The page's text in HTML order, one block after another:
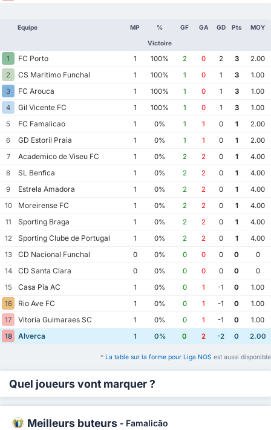
Equipe MP %
Victoire
GF GA GD Pts MOY
1 FC Porto 1 100% 2 0 2 3
2.00
2
CS Maritimo Funchal 1 100% 1 0 1 3
1.00
3
FC Arouca 1 100% 1 0 1 3
1.00
4
Gil Vicente FC 1 100% 1 0 1 3
1.00
5
FC Famalicao 1 0% 1 1 0 1
2.00
6
GD Estoril Praia 1 0% 1 1 0 1
2.00
7
Academico de Viseu FC 1 0% 2 2 0 1
4.00
8
SL Benfica 1 0% 2 2 0 1
4.00
9
Estrela Amadora 1 0% 2 2 0 1
4.00
10
Moreirense FC 1 0% 2 2 0 1
4.00
11
Sporting Braga 1 0% 2 2 0 1
4.00
12
Sporting Clube de Portugal 1 0% 2 2 0 1
4.00
13
CD Nacional Funchal 0 0% 0 0 0 0
0
14
CD Santa Clara 0 0% 0 0 0 0
0
15
Casa Pia AC 1 0% 0 1 -1 0
1.00
16
Rio Ave FC 1 0% 0 1 -1 0
1.00
17
Vitoria Guimaraes SC 1 0% 0 1 -1 0
1.00
18
Alverca 1 0% 0 2 -2 0 2.00
* La table sur la forme pour Liga NOS est aussi disponible
Quel joueurs vont marquer ?
Meilleurs buteurs - Famalicão